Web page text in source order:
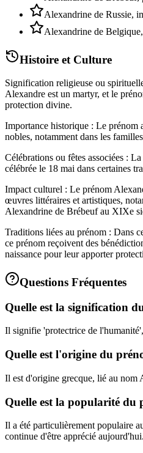
Alexandrine de Russie,
Alexandrine de
Histoire et Culture
Signification religieuse ou
Alexandre est un martyr, et le
protection divine.
Importance historique : Le prénom
nobles, notamment dans les
Célébrations ou fêtes associées :
célébrée le 18 mai dans certaines
Impact culturel : Le prénom
œuvres littéraires et artistiques,
Alexandrine de Brébeuf au XIXe
Traditions liées au prénom : Dans
ce prénom reçoivent des
naissance pour leur apporter
Questions Fréquentes
Quelle est la signification
Il signifie 'protectrice de
Quelle est l'origine du
Il est d'origine grecque, lié au nom
Quelle est la popularité du
Il a été particulièrement populaire
continue d'être apprécié aujourd'hui.